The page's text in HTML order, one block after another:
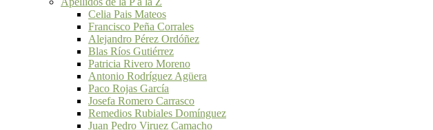
Celia Pais Mateos
Francisco Peña Corrales
Alejandro Pérez Ordóñez
Blas Ríos Gutiérrez
Patricia Rivero Moreno
Antonio Rodríguez Agüera
Paco Rojas García
Josefa Romero Carrasco
Remedios Rubiales Domínguez
Juan Pedro Viruez Camacho